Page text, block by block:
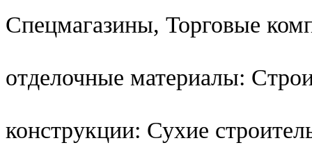
Спецмагазины, Торговые
отделочные материалы:
конструкции: Сухие